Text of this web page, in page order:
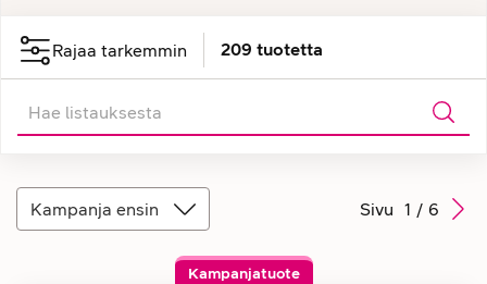
Rajaa tarkemmin 209 tuotetta
Kampanja ensin Sivu 1 / 6
Kampanjatuote